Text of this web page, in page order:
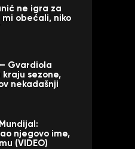
ne igra za
mi obećali, niko
Gvardiola
sezone,
nekadašnji
njegovo ime,
(VIDEO)